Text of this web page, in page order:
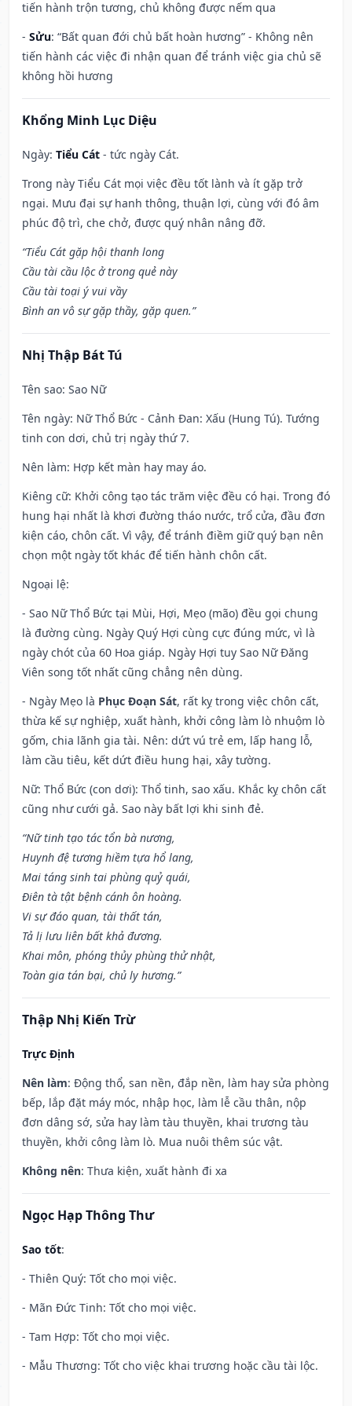
tiến hành trộn tương, chủ không được nếm qua
- Sửu: “Bất quan đới chủ bất hoàn hương” - Không nên
tiến hành các việc đi nhận quan để tránh việc gia chủ sẽ
không hồi hương
Khổng Minh Lục Diệu
Ngày: Tiểu Cát - tức ngày Cát.
Trong này Tiểu Cát mọi việc đều tốt lành và ít gặp trở
ngại. Mưu đại sự hanh thông, thuận lợi, cùng với đó âm
phúc độ trì, che chở, được quý nhân nâng đỡ.
“Tiểu Cát gặp hội thanh long
Cầu tài cầu lộc ở trong quẻ này
Cầu tài toại ý vui vầy
Bình an vô sự gặp thầy, gặp quen.”
Nhị Thập Bát Tú
Tên sao: Sao Nữ
Tên ngày: Nữ Thổ Bức - Cảnh Đan: Xấu (Hung Tú). Tướng
tinh con dơi, chủ trị ngày thứ 7.
Nên làm: Hợp kết màn hay may áo.
Kiêng cữ: Khởi công tạo tác trăm việc đều có hại. Trong đó
hung hại nhất là khơi đường tháo nước, trổ cửa, đầu đơn
kiện cáo, chôn cất. Vì vậy, để tránh điềm giữ quý bạn nên
chọn một ngày tốt khác để tiến hành chôn cất.
Ngoại lệ:
- Sao Nữ Thổ Bức tại Mùi, Hợi, Mẹo (mão) đều gọi chung
là đường cùng. Ngày Quý Hợi cùng cực đúng mức, vì là
ngày chót của 60 Hoa giáp. Ngày Hợi tuy Sao Nữ Đăng
Viên song tốt nhất cũng chẳng nên dùng.
- Ngày Mẹo là Phục Đoạn Sát, rất kỵ trong việc chôn cất,
thừa kế sự nghiệp, xuất hành, khởi công làm lò nhuộm lò
gốm, chia lãnh gia tài. Nên: dứt vú trẻ em, lấp hang lỗ,
làm cầu tiêu, kết dứt điều hung hại, xây tường.
Nữ: Thổ Bức (con dơi): Thổ tinh, sao xấu. Khắc kỵ chôn cất
cũng như cưới gả. Sao này bất lợi khi sinh đẻ.
“Nữ tinh tạo tác tổn bà nương,
Huynh đệ tương hiềm tựa hổ lang,
Mai táng sinh tai phùng quỷ quái,
Điên tà tật bệnh cánh ôn hoàng.
Vi sự đáo quan, tài thất tán,
Tả lị lưu liên bất khả đương.
Khai môn, phóng thủy phùng thử nhật,
Toàn gia tán bại, chủ ly hương.”
Thập Nhị Kiến Trừ
Trực Định
Nên làm: Động thổ, san nền, đắp nền, làm hay sửa phòng
bếp, lắp đặt máy móc, nhập học, làm lễ cầu thân, nộp
đơn dâng sớ, sửa hay làm tàu thuyền, khai trương tàu
thuyền, khởi công làm lò. Mua nuôi thêm súc vật.
Không nên: Thưa kiện, xuất hành đi xa
Ngọc Hạp Thông Thư
Sao tốt:
- Thiên Quý: Tốt cho mọi việc.
- Mãn Đức Tinh: Tốt cho mọi việc.
- Tam Hợp: Tốt cho mọi việc.
- Mẫu Thương: Tốt cho việc khai trương hoặc cầu tài lộc.